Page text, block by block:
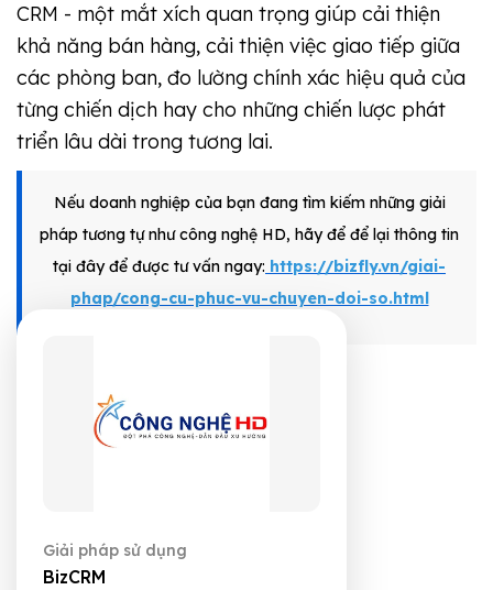
CRM - một mắt xích quan trọng giúp cải thiện
khả năng bán hàng, cải thiện việc giao tiếp giữa
các phòng ban, đo lường chính xác hiệu quả của
từng chiến dịch hay cho những chiến lược phát
triển lâu dài trong tương lai.
Nếu doanh nghiệp của bạn đang tìm kiếm những giải
pháp tương tự như công nghệ HD, hãy để để lại thông tin
tại đây để được tư vấn ngay: https://bizfly.vn/giai-
phap/cong-cu-phuc-vu-chuyen-doi-so.html
Giải pháp sử dụng
BizCRM